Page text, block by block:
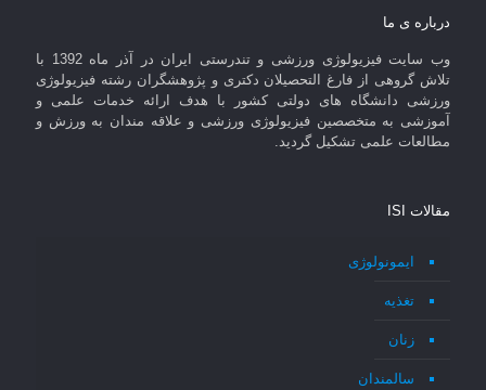
درباره ی ما
وب سایت فیزیولوژی ورزشی و تندرستی ایران در آذر ماه 1392 با
تلاش گروهی از فارغ التحصیلان دکتری و پژوهشگران رشته فیزیولوژی
ورزشی دانشگاه های دولتی کشور با هدف ارائه خدمات علمی و
آموزشی به متخصصین فیزیولوژی ورزشی و علاقه مندان به ورزش و
مطالعات علمی تشکیل گردید.
مقالات ISI
ایمونولوژی
تغذیه
زنان
سالمندان